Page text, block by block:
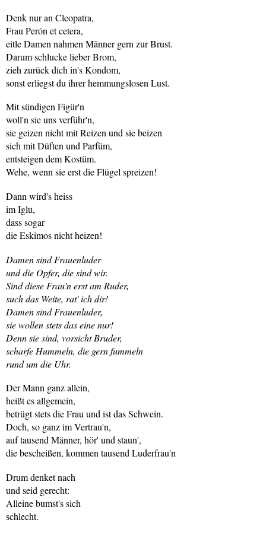
Denk nur an Cleopatra,
Frau Perón et cetera,
eitle Damen nahmen Männer gern zur Brust.
Darum schlucke lieber Brom,
zieh zurück dich in's Kondom,
sonst erliegst du ihrer hemmungslosen Lust.
Mit sündigen Figür'n
woll'n sie uns verführ'n,
sie geizen nicht mit Reizen und sie beizen
sich mit Düften und Parfüm,
entsteigen dem Kostüm.
Wehe, wenn sie erst die Flügel spreizen!
Dann wird's heiss
im Iglu,
dass sogar
die Eskimos nicht heizen!
Damen sind Frauenluder
und die Opfer, die sind wir.
Sind diese Frau'n erst am Ruder,
such das Weite, rat' ich dir!
Damen sind Frauenluder,
sie wollen stets das eine nur!
Denn sie sind, vorsicht Bruder,
scharfe Hummeln, die gern fummeln
rund um die Uhr.
Der Mann ganz allein,
heißt es allgemein,
betrügt stets die Frau und ist das Schwein.
Doch, so ganz im Vertrau'n,
auf tausend Männer, hör' und staun',
die bescheißen, kommen tausend Luderfrau'n
Drum denket nach
und seid gerecht:
Alleine bumst's sich
schlecht.